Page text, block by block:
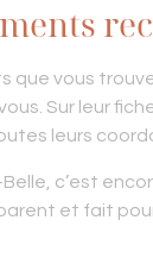
que vous
Sur leur
leurs
c’est
et fait